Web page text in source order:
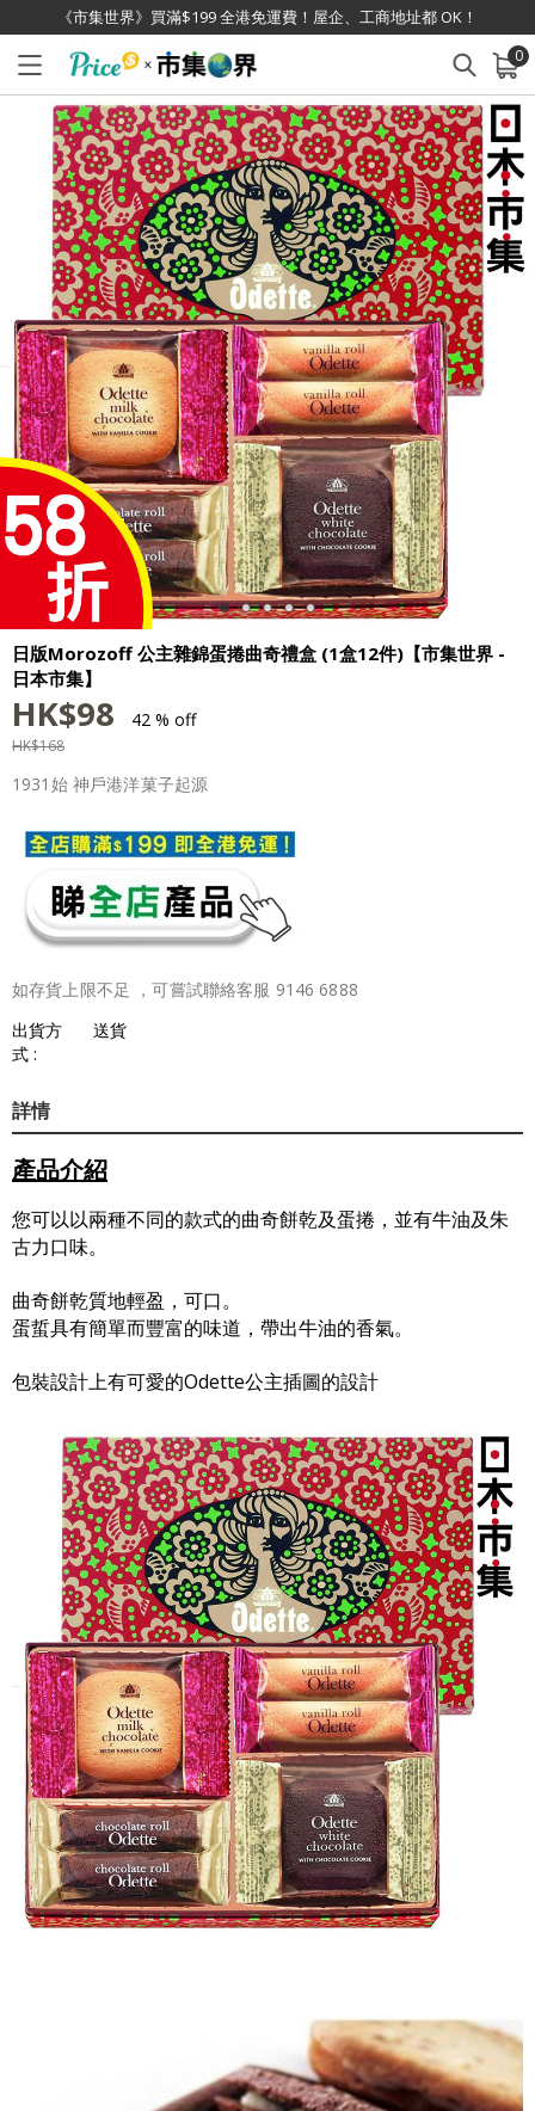
《市集世界》買滿$199 全港免運費！屋企、工商地址都 OK！
0
已加入購物車 查看
日版Morozoff 公主雜錦蛋捲曲奇禮盒 (1盒12件)【市集世界 -
日本市集】
HK$98 42 % off
HK$168
1931始 神戶港洋菓子起源
如存貨上限不足 ，可嘗試聯絡客服 9146 6888
出貨方
式 :
送貨
詳情
產品介紹
您可以以兩種不同的款式的曲奇餅乾及蛋捲，並有牛油及朱
古力口味。
曲奇餅乾質地輕盈，可口。
蛋蜇具有簡單而豐富的味道，帶出牛油的香氣。
包裝設計上有可愛的Odette公主插圖的設計